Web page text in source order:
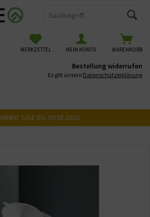
WARENKORB
MERKZETTEL MEIN KONTO
Bestellung widerrufen
Es gilt unsere Datenschutzerklärung
SALE BIS 09.08.2026